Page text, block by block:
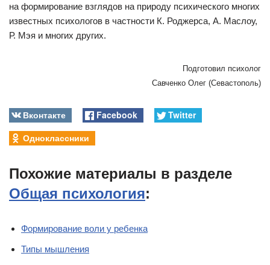
на формирование взглядов на природу психического многих
известных психологов в частности К. Роджерса, А. Маслоу,
Р. Мэя и многих других.
Подготовил психолог
Савченко Олег (Севастополь)
Вконтакте Facebook
Twitter
Одноклассники
Похожие материалы в разделе
Общая психология:
Формирование воли у ребенка
Типы мышления